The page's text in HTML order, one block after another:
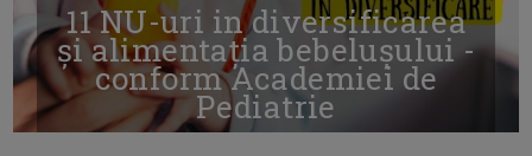
11 NU-uri in diversificarea
și alimentația bebelușului -
conform Academiei de
Pediatrie